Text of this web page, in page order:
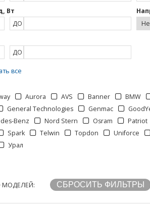
Вт
ДО
ДО
все
Aurora AVS Banner BMW
General Technologies Genmac
Benz Nord Stern Osram Patriot
Spark Telwin Topdon Uniforce
Урал
МОДЕЛЕЙ: